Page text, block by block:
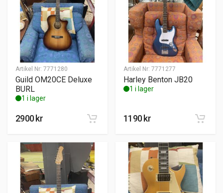
Artikel Nr: 7771280
Guild OM20CE Deluxe
BURL
1 i lager
2900 kr
Artikel Nr: 7771277
Harley Benton JB20
1 i lager
1190 kr